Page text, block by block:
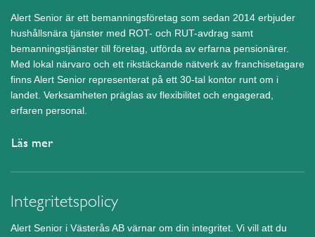
Alert Senior är ett bemanningsföretag som sedan 2014 erbjuder
hushållsnära tjänster med ROT- och RUT-avdrag samt
bemanningstjänster till företag, utförda av erfarna pensionärer.
Med lokal närvaro och ett rikstäckande nätverk av franchisetagare
finns Alert Senior representerat på ett 30-tal kontor runt om i
landet. Verksamheten präglas av flexibilitet och engagerad,
erfaren personal.
Läs mer
Integritetspolicy
Alert Senior i Västerås AB värnar om din integritet. Vi vill att du